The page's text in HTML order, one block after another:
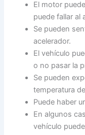
El motor
puede fallar al
Se pueden
acelerador.
El vehículo
o no pasar la
Se pueden
temperatura
Puede haber
En algunos
vehículo